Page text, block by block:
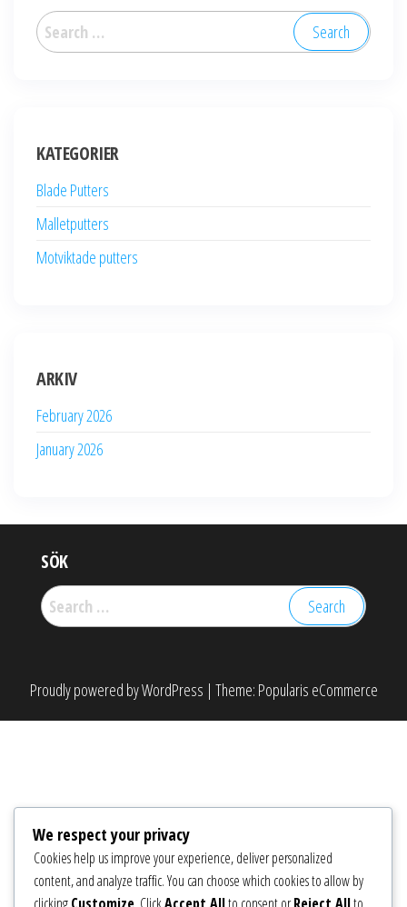
Search
for:
KATEGORIER
Blade Putters
Malletputters
Motviktade putters
ARKIV
February 2026
January 2026
SÖK
Search
for:
Proudly powered byWordPress | Theme: Popularis eCommerce
We respect your privacy
Cookies help us improve your experience, deliver personalized
content, and analyze traffic. You can choose which cookies to allow by